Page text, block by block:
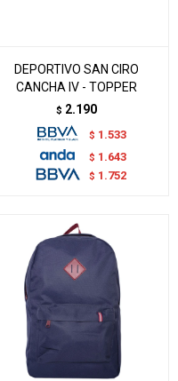
DEPORTIVO SAN CIRO
CANCHA IV - TOPPER
$ 2.190
$ 1.533
$ 1.643
$ 1.752